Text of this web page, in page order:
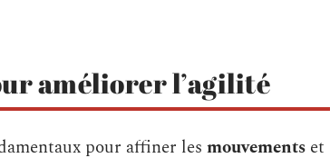
améliorer l’agilité
pour affiner les mouvements et